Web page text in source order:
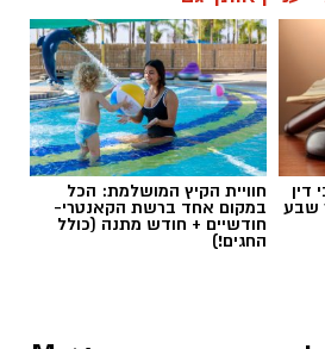
חוויית הקיץ המושלמת: הכל
במקום אחד ברשת הקאנטרי-
חודשיים + חודש מתנה (כולל
החגים!)
ארסנל צה"לי בלב היישובים: רובי M-16